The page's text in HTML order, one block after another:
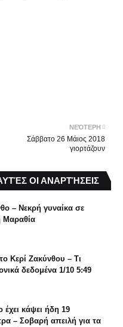
ΝΕΌΤΕΡΗ
Σάββατο 26 Μάιος 2018
γιορτάζουν
ΟΙ ΑΝΑΡΤΉΣΕΙΣ
– Νεκρή γυναίκα σε
Μαραθία
Κερί Ζακύνθου – Τι
δεδομένα 1/10 5:49
κάψει ήδη 19
– Σοβαρή απειλή για τα